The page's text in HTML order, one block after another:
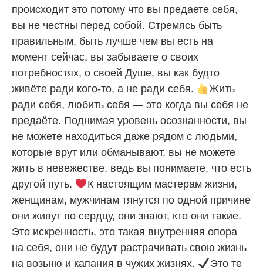
происходит это потому что вы предаете себя,
вы не честны перед собой. Стремясь быть
правильным, быть лучше чем вы есть на
момент сейчас, вы забываете о своих
потребностях, о своей Душе, вы как будто
живёте ради кого-то, а не ради себя.
Жить
ради себя, любить себя — это когда вы себя не
предаёте. Поднимая уровень осознанности, вы
не можете находиться даже рядом с людьми,
которые врут или обманывают, вы не можете
жить в невежестве, ведь вы понимаете, что есть
другой путь.
К настоящим мастерам жизни,
женщинам, мужчинам тянутся по одной причине
они живут по сердцу, они знают, кто они такие.
Это искренность, это такая внутренняя опора
на себя, они не будут растрачивать свою жизнь
на возьню и капания в чужих жизнях.
Это те